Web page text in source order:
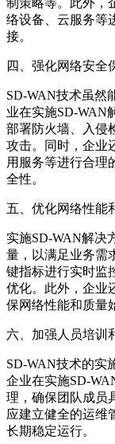
络设备、云服务等
接。
四、强化网络安全
SD-WAN技术虽然
业在实施SD-WAN
部署防火墙、入侵
攻击。同时，企业
用服务等进行合理
全性。
五、优化网络性能
实施SD-WAN解决
量，以满足业务需
键指标进行实时监
优化。此外，企业
保网络性能和质量
六、加强人员培训
SD-WAN技术的实
企业在实施SD-
理，确保团队成员
应建立健全的运维
长期稳定运行。